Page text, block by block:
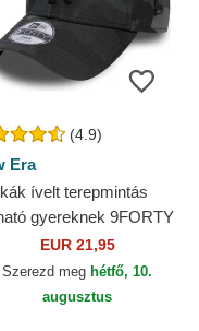
(4.9)
Era
ívelt terepmintás
gyereknek 9FORTY
Essential New York
MLB New Era
EUR 21,95
Szerezd meg hétfő, 10.
augusztus